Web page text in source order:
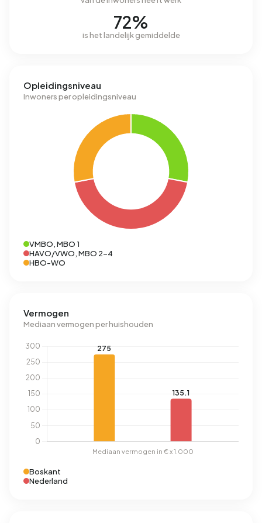
72%
is het landelijk gemiddelde
Opleidingsniveau
Inwoners per opleidingsniveau
VMBO, MBO 1
HAVO/VWO, MBO 2-4
HBO-WO
Vermogen
Mediaan vermogen per huishouden
Boskant
Nederland